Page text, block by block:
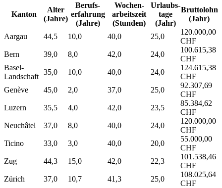
Kanton
Alter
(Jahre)
Berufs­
erfahrung
(Jahre)
Wochen­
arbeitszeit
(Stunden)
Urlaubs­
tage
(Jahr)
Bruttolohn
(Jahr)
Aargau 44,5 10,0 40,0 25,0
120.000,00
CHF
Bern
39,0 8,0 42,0 24,0
100.615,38
CHF
Basel-
Landschaft
35,0 10,0 40,0 24,0
124.615,38
CHF
Genève
45,0 2,0 37,0 25,0
92.307,69
CHF
Luzern
35,5 4,0 42,0 23,5
85.384,62
CHF
Neuchâtel
37,0 8,0 40,0 24,0
120.000,00
CHF
Ticino
33,0 3,0 40,0 20,0
55.000,00
CHF
Zug
44,3 15,0 42,0 22,3
101.538,46
CHF
Zürich
37,0 10,7 41,3 25,0
108.025,64
CHF